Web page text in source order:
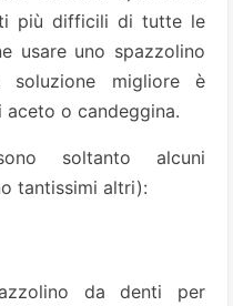
più difficili di tutte le
usare uno spazzolino
migliore è
o candeggina.
soltanto alcuni
tantissimi altri):
da denti per